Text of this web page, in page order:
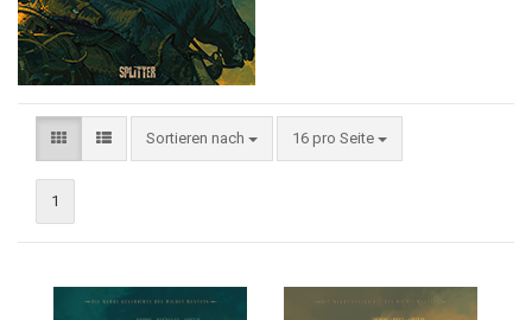
Sortieren nach 16 pro Seite
1